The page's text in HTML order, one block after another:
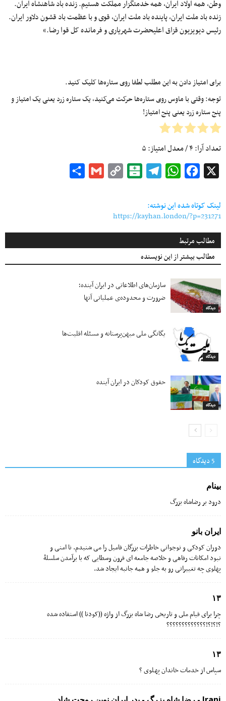
وطن، همه اولاد ایران، همه خدمتگزار مملکت هستیم. زنده باد شاهنشاه ایران.
زنده باد ملت ایران، پاینده باد ملت ایران، قوی و با عظمت باد قشون دلاور ایران.
رئیس دیویزیون قزاق اعلیحضرت شهریاری و فرمانده کل قوا رضا.»
برای امتیاز دادن به این مطلب لطفا روی ستاره‌ها کلیک کنید.
توجه: وقتی با ماوس روی ستاره‌ها حرکت می‌کنید، یک ستاره زرد یعنی یک امتیاز و
پنج ستاره زرد یعنی پنج امتیاز!
تعداد آرا:۴/ معدل امتیاز:۵
Facebook
WhatsApp
Telegram
Balatarin
Copy
Gmail
لینک کوتاه شده این نوشته:
https://kayhan.london/?p=231271
مطالب مرتبط
مطالب بیشتر از این نویسنده
دیدگاه
سازمان‌های اطلاعاتی در ایران آینده؛
ضرورت و محدوده‌ی عملیاتی آنها
دیدگاه
یگانگی ملی میهن‌پرستانه و مسئله اقلیت‌ها
دیدگاه
حقوق کودکان در ایران آینده
5 دیدگاه‌
بینام
درود بر رضاشاه بزرگ
ایران بانو
دوران کودکی و نوجوانی خاطرات بزرگان فامیل را می شنیدم. نا امنی و
نبود امکانات رفاهی و خلاصه جامعه ای قرون وسطایی که با برآمدن سلسلۀ
پهلوی چه تغییراتی رو به جلو و همه جانبه ایجاد شد.
١٣
چرا براى قیام ملى و تاریخى رضا شاه بزرگ از واژه ((کودتا )) استفاده شده
؟!؟!؟!؟????????????
١٣
سپاس از خدمات خاندان پهـلوى ?